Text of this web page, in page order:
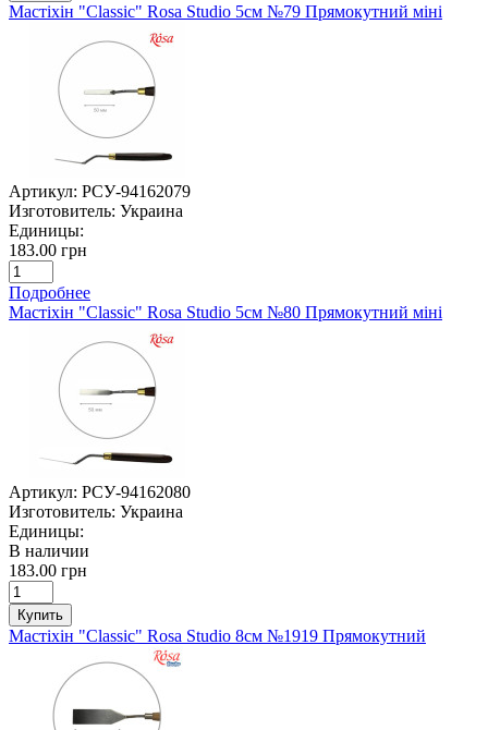
Мастіхін "Classic" Rosa Studio 5см №79 Прямокутний міні
Артикул: РСУ-94162079
Изготовитель: Украина
Единицы:
183.00 грн
Подробнее
Мастіхін "Classic" Rosa Studio 5см №80 Прямокутний міні
Артикул: РСУ-94162080
Изготовитель: Украина
Единицы:
В наличии
183.00 грн
Купить
Мастіхін "Classic" Rosa Studio 8см №1919 Прямокутний